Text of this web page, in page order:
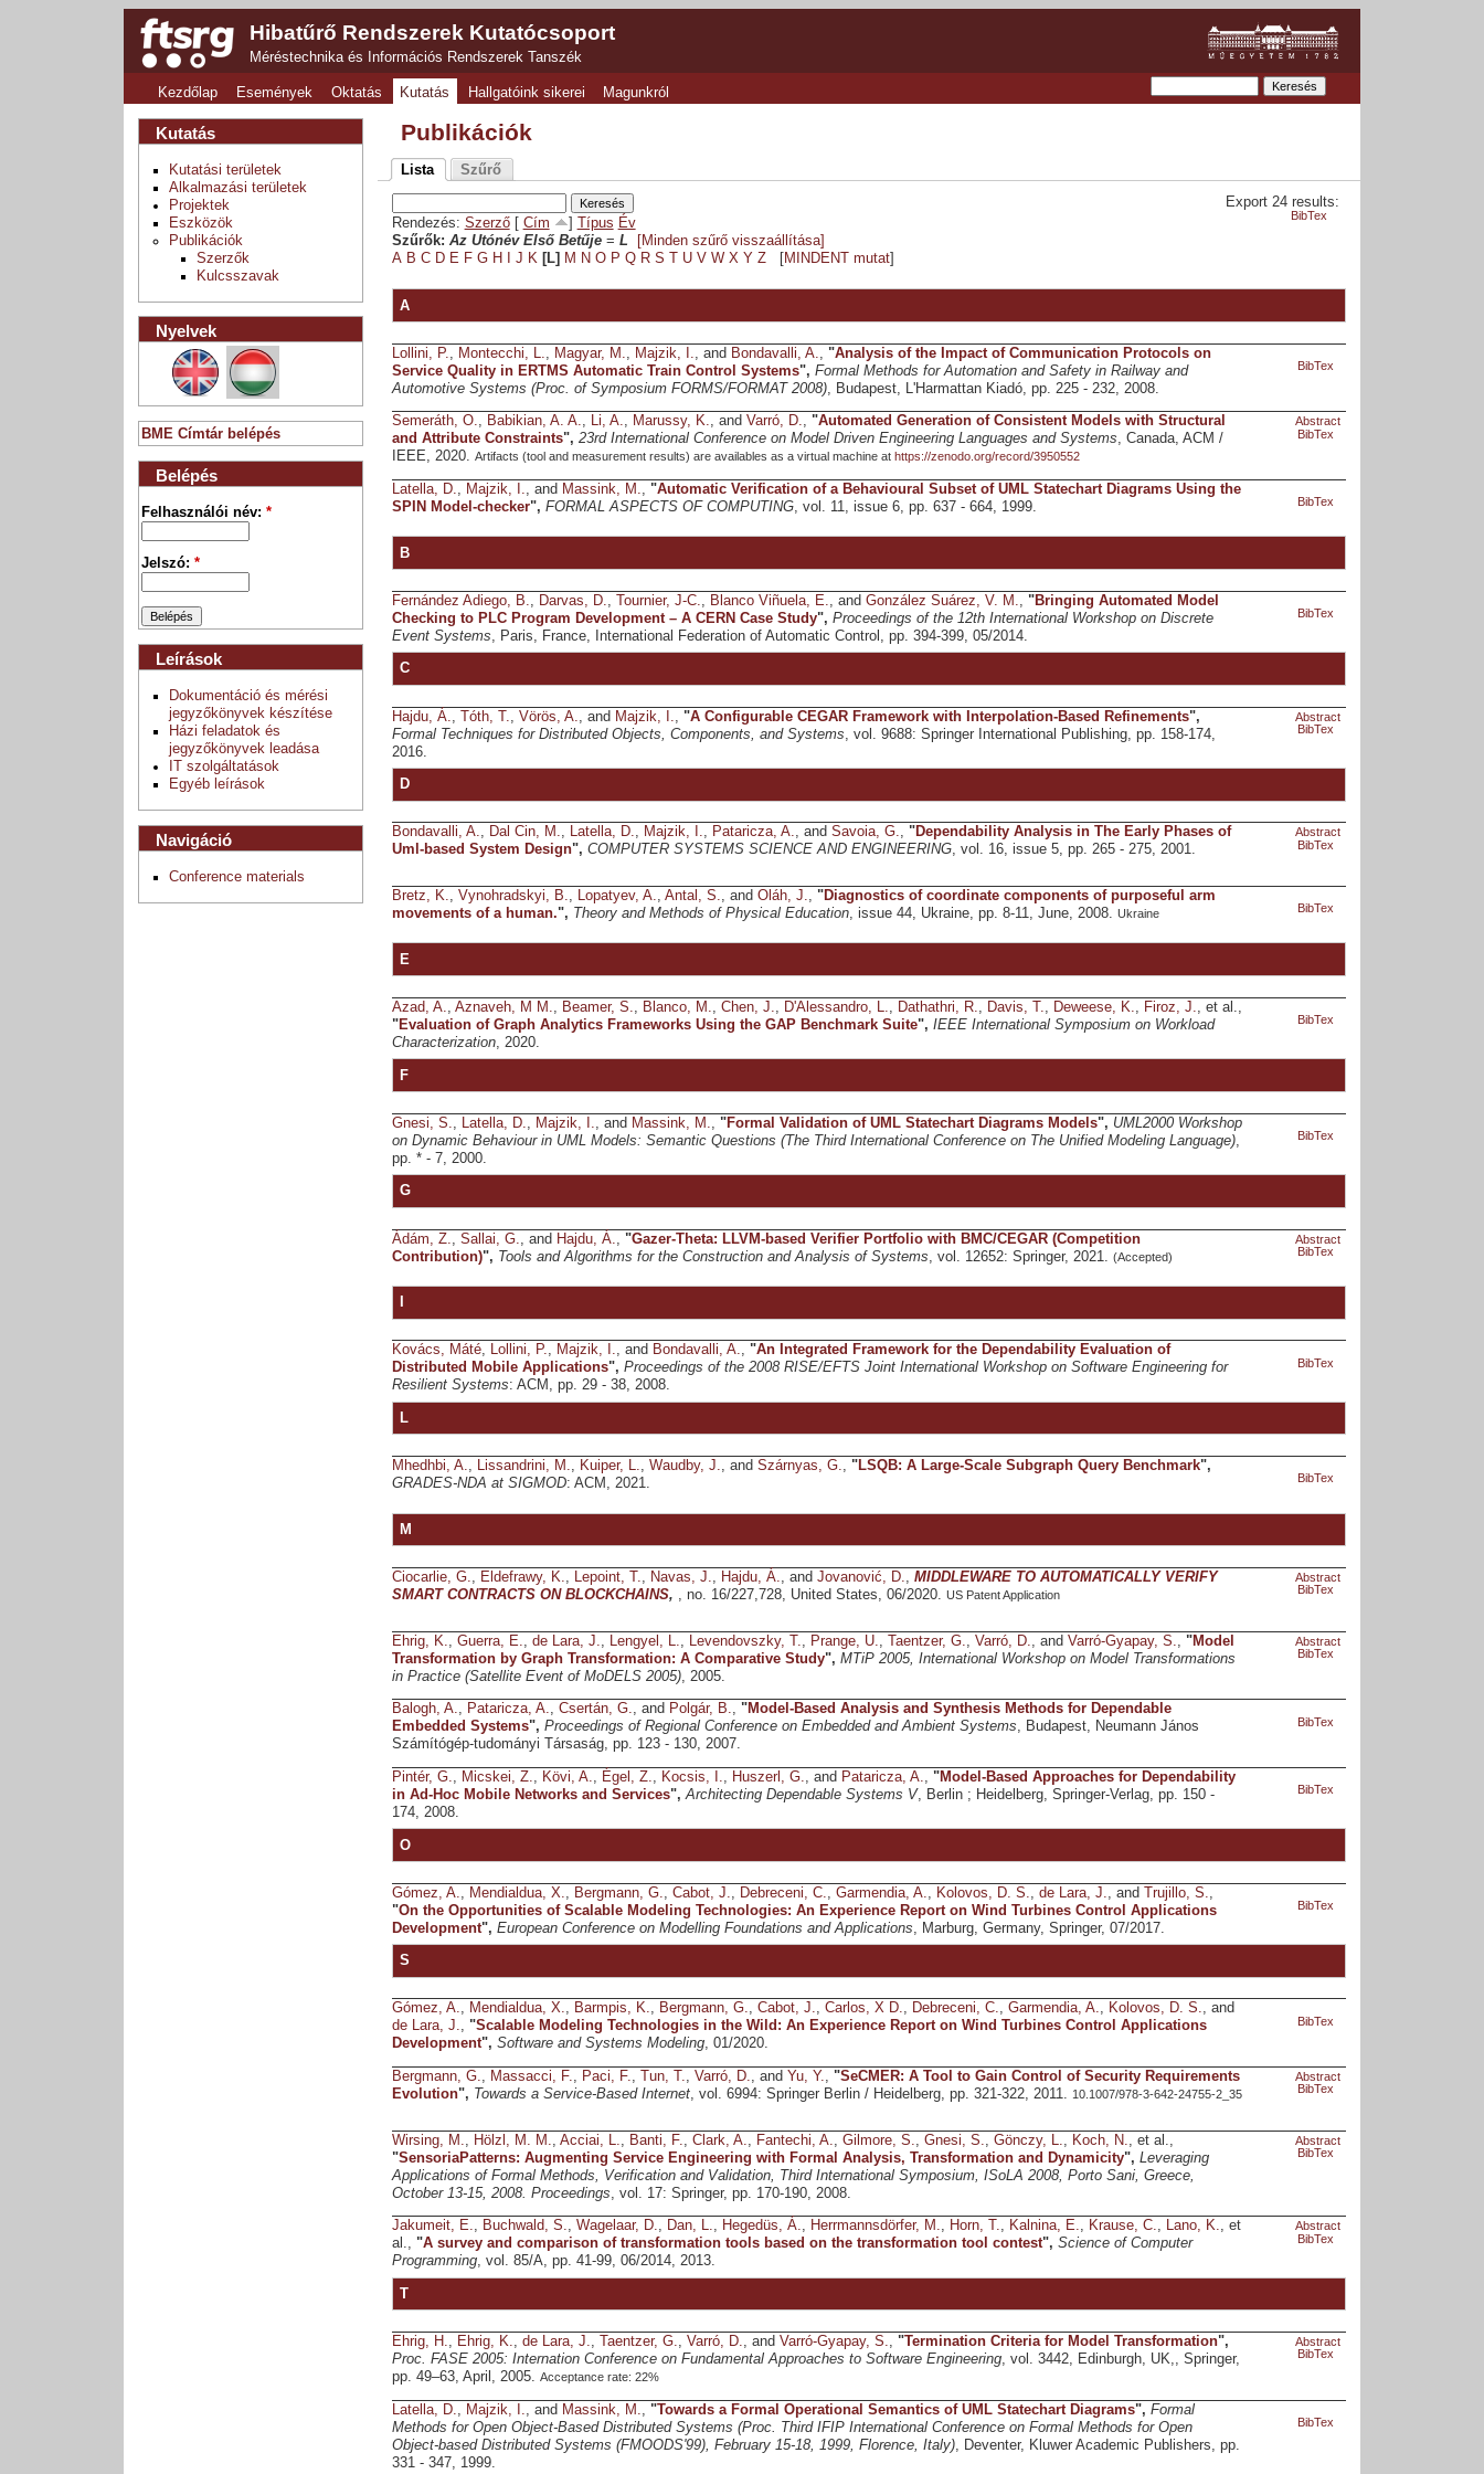
Hibatűrő Rendszerek Kutatócsoport
Méréstechnika és Információs Rendszerek Tanszék
Kezdőlap Események Oktatás Kutatás Hallgatóink sikerei Magunkról
Publikációk
Lista Szűrő
Export 24 results:
BibTex
Rendezés: Szerző[ Cím Típus Év
Szűrők: Az Utónév Első Betűje= L
[Minden szűrő visszaállítása]
A B C D E F G H J K [L] M N O P Q R S U V W X Y Z[ MINDENT mutat]
A
Lollini, P. Montecchi, L. Magyar, M. Majzik, I. , and Bondavalli, A. "Analysis of the Impact of Communication Protocols on
Service Quality in ERTMS Automatic Train Control Systems", Formal Methods for Automation and Safety in Railway and
Automotive Systems (Proc. of Symposium FORMS/FORMAT 2008), Budapest, L'Harmattan Kiadó, pp. 225 - 232, 2008.
BibTex
Semeráth, O., Babikian, A. A., Li, A., Marussy, K., and Varró, D., "Automated Generation of Consistent Models with Structural
and Attribute Constraints", 23rd International Conference on Model Driven Engineering Languages and Systems, Canada, ACM /
IEEE, 2020.
Abstract
Artifacts (tool and measurement results) are availables as a virtual machine at https://zenodo.org/record/3950552
BibTex
Latella, D., Majzik, I., and Massink, M., "Automatic Verification of a Behavioural Subset of UML Statechart Diagrams Using the
SPIN Model-checker", FORMAL ASPECTS OF COMPUTING, vol. 11, issue 6, pp. 637 - 664, 1999. BibTex
B
Fernández Adiego, B., Darvas, D., Tournier, J-C., Blanco Viñuela, E., and González Suárez, V. M., "Bringing Automated Model
Checking to PLC Program Development – A CERN Case Study", Proceedings of the 12th International Workshop on Discrete
Event Systems, Paris, France, International Federation of Automatic Control, pp. 394-399, 05/2014.
BibTex
C
Hajdu, Á. Tóth, T. Vörös, A. , and Majzik, I. "A Configurable CEGAR Framework with Interpolation-Based Refinements",
Formal Techniques for Distributed Objects, Components, and Systems , vol. 9688: Springer International Publishing, pp. 158-174,
2016.
Abstract
BibTex
D
Bondavalli, A., Dal Cin, M., Latella, D., Majzik, I., Pataricza, A., and Savoia, G., "Dependability Analysis in The Early Phases of
Uml-based System Design", COMPUTER SYSTEMS SCIENCE AND ENGINEERING, vol. 16, issue 5, pp. 265 - 275, 2001.
Abstract
BibTex
Bretz, K., Vynohradskyi, B., Lopatyev, A., Antal, S., and Oláh, J., "Diagnostics of coordinate components of purposeful arm
movements of a human.", Theory and Methods of Physical Education, issue 44, Ukraine, pp. 8-11, June, 2008. Ukraine BibTex
E
Azad, A., Aznaveh, M M., Beamer, S., Blanco, M., Chen, J., D'Alessandro, L., Dathathri, R., Davis, T., Deweese, K., Firoz, J., et al.,
"Evaluation of Graph Analytics Frameworks Using the GAP Benchmark Suite", IEEE International Symposium on Workload
Characterization, 2020.
BibTex
F
Gnesi, S. Latella, D. Majzik, I. , and Massink, M. "Formal Validation of UML Statechart Diagrams Models", UML2000 Workshop
on Dynamic Behaviour in UML Models: Semantic Questions (The Third International Conference on The Unified Modeling Language),
pp. * - 7, 2000.
BibTex
G
Ádám, Z. Sallai, G. , and Hajdu, Á. "Gazer-Theta: LLVM-based Verifier Portfolio with BMC/CEGAR (Competition
Contribution)", Tools and Algorithms for the Construction and Analysis of Systems , vol. 12652: Springer, 2021.
Abstract
(Accepted)
BibTex
Kovács, Máté, Lollini, P., Majzik, I., and Bondavalli, A., "An Integrated Framework for the Dependability Evaluation of
Distributed Mobile Applications", Proceedings of the 2008 RISE/EFTS Joint International Workshop on Software Engineering for
Resilient Systems: ACM, pp. 29 - 38, 2008.
BibTex
L
Mhedhbi, A., Lissandrini, M., Kuiper, L., Waudby, J., and Szárnyas, G., "LSQB: A Large-Scale Subgraph Query Benchmark",
GRADES-NDA at SIGMOD: ACM, 2021. BibTex
M
Ciocarlie, G., Eldefrawy, K., Lepoint, T., Navas, J., Hajdu, Á., and Jovanović, D., MIDDLEWARE TO AUTOMATICALLY VERIFY
SMART CONTRACTS ON BLOCKCHAINS, , no. 16/227,728, United States, 06/2020.
Abstract
US Patent Application
BibTex
Ehrig, K. Guerra, E. de Lara, J. Lengyel, L. Levendovszky, T. Prange, U. Taentzer, G. Varró, D. , and Varró-Gyapay, S. "Model
Transformation by Graph Transformation: A Comparative Study", MTiP 2005, International Workshop on Model Transformations
in Practice (Satellite Event of MoDELS 2005), 2005.
Abstract
BibTex
Balogh, A., Pataricza, A., Csertán, G., and Polgár, B., "Model-Based Analysis and Synthesis Methods for Dependable
Embedded Systems", Proceedings of Regional Conference on Embedded and Ambient Systems, Budapest, Neumann János
Számítógép-tudományi Társaság, pp. 123 - 130, 2007.
BibTex
Pintér, G., Micskei, Z., Kövi, A., Égel, Z., Kocsis, I., Huszerl, G., and Pataricza, A., "Model-Based Approaches for Dependability
in Ad-Hoc Mobile Networks and Services",Architecting Dependable Systems V, Berlin ; Heidelberg, Springer-Verlag, pp. 150 -
174, 2008.
BibTex
O
Gómez, A. Mendialdua, X. Bergmann, G. Cabot, J. Debreceni, C. Garmendia, A. Kolovos, D. S. de Lara, J. , and Trujillo, S.
"On the Opportunities of Scalable Modeling Technologies: An Experience Report on Wind Turbines Control Applications
Development", European Conference on Modelling Foundations and Applications , Marburg, Germany, Springer, 07/2017.
BibTex
S
Gómez, A., Mendialdua, X., Barmpis, K., Bergmann, G., Cabot, J., Carlos, X D., Debreceni, C., Garmendia, A., Kolovos, D. S., and
de Lara, J., "Scalable Modeling Technologies in the Wild: An Experience Report on Wind Turbines Control Applications
Development", Software and Systems Modeling, 01/2020.
BibTex
Bergmann, G., Massacci, F., Paci, F., Tun, T., Varró, D., and Yu, Y., "SeCMER: A Tool to Gain Control of Security Requirements
Evolution", Towards a Service-Based Internet, vol. 6994: Springer Berlin / Heidelberg, pp. 321-322, 2011.
Abstract
10.1007/978-3-642-24755-2_35
BibTex
Wirsing, M. Hölzl, M. M. Acciai, L. Banti, F. Clark, A. Fantechi, A. Gilmore, S. Gnesi, S. Gönczy, L. Koch, N.
, et al.,
"SensoriaPatterns: Augmenting Service Engineering with Formal Analysis, Transformation and Dynamicity", Leveraging
Applications of Formal Methods, Verification and Validation, Third International Symposium, ISoLA 2008, Porto Sani, Greece,
October 13-15, 2008. Proceedings , vol. 17: Springer, pp. 170-190, 2008.
Abstract
BibTex
Jakumeit, E., Buchwald, S., Wagelaar, D., Dan, L., Hegedüs, Á., Herrmannsdörfer, M., Horn, T., Kalnina, E., Krause, C., Lano, K., et
al., "A survey and comparison of transformation tools based on the transformation tool contest", Science of Computer
Programming, vol. 85/A, pp. 41-99, 06/2014, 2013.
Abstract
BibTex
T
Ehrig, H., Ehrig, K., de Lara, J., Taentzer, G., Varró, D., and Varró-Gyapay, S., "Termination Criteria for Model Transformation",
Proc. FASE 2005: Internation Conference on Fundamental Approaches to Software Engineering, vol. 3442, Edinburgh, UK,, Springer,
pp. 49–63, April, 2005.
Abstract
Acceptance rate: 22%
BibTex
Latella, D. Majzik, I. , and Massink, M. "Towards a Formal Operational Semantics of UML Statechart Diagrams", Formal
Methods for Open Object-Based Distributed Systems (Proc. Third IFIP International Conference on Formal Methods for Open
Object-based Distributed Systems (FMOODS'99), February 15-18, 1999, Florence, Italy), Deventer, Kluwer Academic Publishers, pp.
331 - 347, 1999.
BibTex
Kutatás
Kutatási területek
Alkalmazási területek
Projektek
Eszközök
Publikációk
Szerzők
Kulcsszavak
Nyelvek
BME Címtár belépés
Belépés
Felhasználói név:*
Jelszó:*
Leírások
Dokumentáció és mérési
jegyzőkönyvek készítése
Házi feladatok és
jegyzőkönyvek leadása
IT szolgáltatások
Egyéb leírások
Navigáció
Conference materials